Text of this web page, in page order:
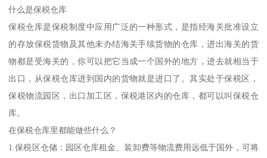
什么是保税仓库
保税仓库是保税制度中应用广泛的一种形式，是指经海关批准设立
的存放保税货物及其他未办结海关手续货物的仓库，进出海关的货
物都是受海关的，你可以把它当成一个国外的地方，进去就相当于
出口，从保税仓库进到国内的货物就是进口了。其实处于保税区，
保税物流园区，出口加工区，保税港区内的仓库，都可以叫保税仓
库。
在保税仓库里都能做些什么？
1.保税区仓储：园区仓库租金、装卸费等物流费用远低于国外，可将